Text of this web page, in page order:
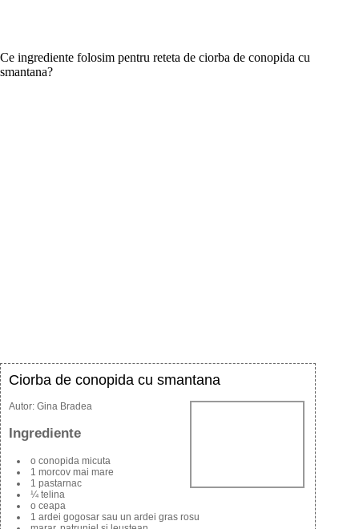
Ce ingrediente folosim pentru reteta de ciorba de conopida cu
smantana?
Ciorba de conopida cu smantana
Autor: Gina Bradea
Ingrediente
o conopida micuta
1 morcov mai mare
1 pastarnac
¼ telina
o ceapa
1 ardei gogosar sau un ardei gras rosu